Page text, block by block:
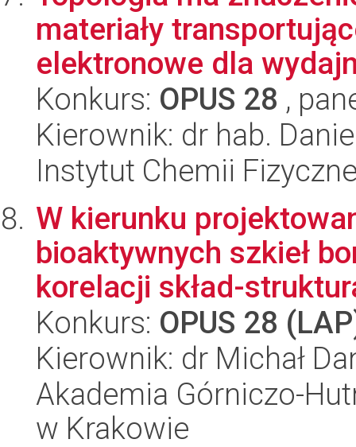
materiały
elektronowe dla
Konkurs: OPUS 28 ,
Kierownik: dr hab.
Instytut Chemii
W kierunku
bioaktywnych szkieł
korelacji skład-
Konkurs: OPUS 28
Kierownik: dr Michał
Akademia Górniczo-
w Krakowie